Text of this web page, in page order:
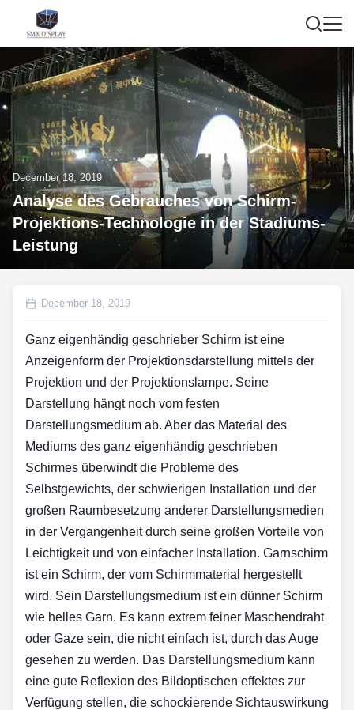
December 18, 2019
Analyse des Gebrauches von Schirm-
Projektions-Technologie in der Stadiums-
Leistung
December 18, 2019
Ganz eigenhändig geschrieber Schirm ist eine
Anzeigenform der Projektionsdarstellung mittels der
Projektion und der Projektionslampe. Seine
Darstellung hängt noch vom festen
Darstellungsmedium ab. Aber das Material des
Mediums des ganz eigenhändig geschrieben
Schirmes überwindt die Probleme des
Selbstgewichts, der schwierigen Installation und der
großen Raumbesetzung anderer Darstellungsmedien
in der Vergangenheit durch seine großen Vorteile von
Leichtigkeit und von einfacher Installation. Garnschirm
ist ein Schirm, der vom Schirmmaterial hergestellt
wird. Sein Darstellungsmedium ist ein dünner Schirm
wie helles Garn. Es kann extrem feiner Maschendraht
oder Gaze sein, die nicht einfach ist, durch das Auge
gesehen zu werden. Das Darstellungsmedium kann
eine gute Reflexion des Bildoptischen effektes zur
Verfügung stellen, die schockierende Sichtauswirkung